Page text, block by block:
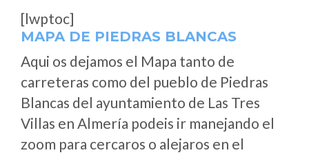
[lwptoc]
MAPA DE PIEDRAS BLANCAS
Aqui os dejamos el Mapa tanto de
carreteras como del pueblo de Piedras
Blancas del ayuntamiento de Las Tres
Villas en Almería podeis ir manejando el
zoom para cercaros o alejaros en el